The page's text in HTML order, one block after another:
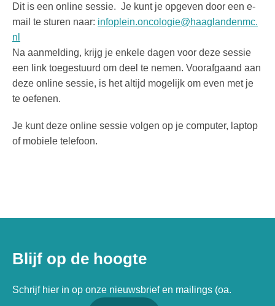
Dit is een online sessie. Je kunt je opgeven door een e-
mail te sturen naar: infoplein.oncologie@haaglandenmc.
nl
Na aanmelding, krijg je enkele dagen voor deze sessie
een link toegestuurd om deel te nemen. Voorafgaand aan
deze online sessie, is het altijd mogelijk om even met je
te oefenen.
Je kunt deze online sessie volgen op je computer, laptop
of mobiele telefoon.
Blijf op de hoogte
Schrijf hier in op onze nieuwsbrief en mailings (oa.